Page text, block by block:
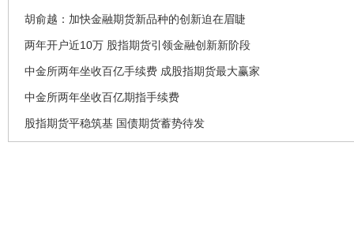
胡俞越：加快金融期货新品种的创新迫在眉睫
两年开户近10万 股指期货引领金融创新新阶段
中金所两年坐收百亿手续费 成股指期货最大赢家
中金所两年坐收百亿期指手续费
股指期货平稳筑基 国债期货蓄势待发